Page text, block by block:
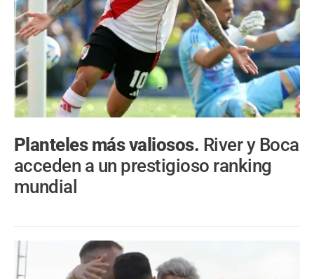
Planteles más valiosos. River y Boca
acceden a un prestigioso ranking
mundial